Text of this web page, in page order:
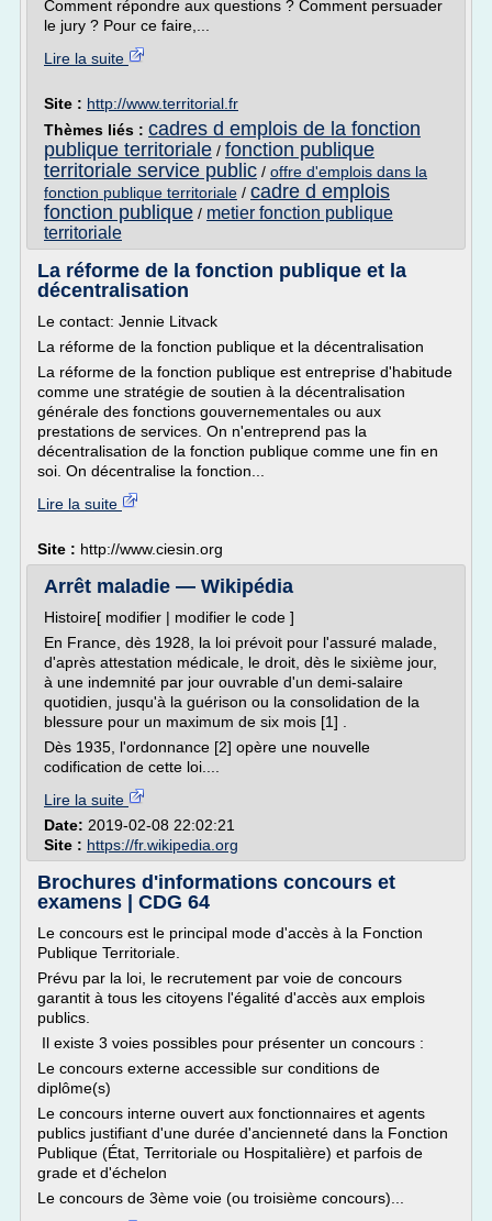
Comment répondre aux questions ? Comment persuader
le jury ? Pour ce faire,...
Lire la suite
Site : http://www.territorial.fr
Thèmes liés : cadres d emplois de la fonction
publique territoriale / fonction publique
territoriale service public / offre d'emplois dans la
fonction publique territoriale / cadre d emplois
fonction publique / metier fonction publique
territoriale
La réforme de la fonction publique et la
décentralisation
Le contact: Jennie Litvack
La réforme de la fonction publique et la décentralisation
La réforme de la fonction publique est entreprise d'habitude
comme une stratégie de soutien à la décentralisation
générale des fonctions gouvernementales ou aux
prestations de services. On n'entreprend pas la
décentralisation de la fonction publique comme une fin en
soi. On décentralise la fonction...
Lire la suite
Site : http://www.ciesin.org
Arrêt maladie — Wikipédia
Histoire[ modifier | modifier le code ]
En France, dès 1928, la loi prévoit pour l'assuré malade,
d'après attestation médicale, le droit, dès le sixième jour,
à une indemnité par jour ouvrable d'un demi-salaire
quotidien, jusqu'à la guérison ou la consolidation de la
blessure pour un maximum de six mois [1] .
Dès 1935, l'ordonnance [2] opère une nouvelle
codification de cette loi....
Lire la suite
Date: 2019-02-08 22:02:21
Site : https://fr.wikipedia.org
Brochures d'informations concours et
examens | CDG 64
Le concours est le principal mode d'accès à la Fonction
Publique Territoriale.
Prévu par la loi, le recrutement par voie de concours
garantit à tous les citoyens l'égalité d'accès aux emplois
publics.
Il existe 3 voies possibles pour présenter un concours :
Le concours externe accessible sur conditions de
diplôme(s)
Le concours interne ouvert aux fonctionnaires et agents
publics justifiant d'une durée d'ancienneté dans la Fonction
Publique (État, Territoriale ou Hospitalière) et parfois de
grade et d'échelon
Le concours de 3ème voie (ou troisième concours)...